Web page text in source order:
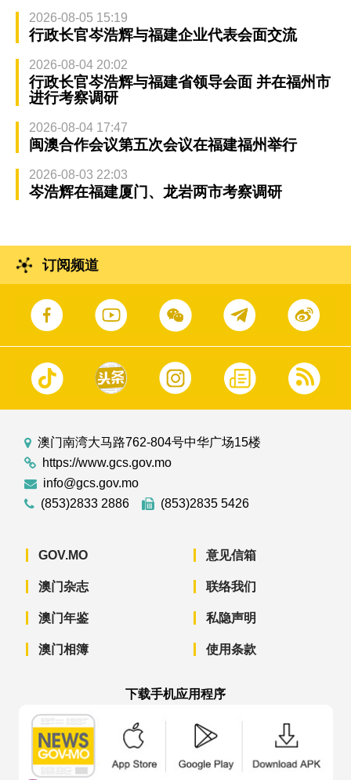
2026-08-05 15:19
行政长官岑浩辉与福建企业代表会面交流
2026-08-04 20:02
行政长官岑浩辉与福建省领导会面 并在福州市
进行考察调研
2026-08-04 17:47
闽澳合作会议第五次会议在福建福州举行
2026-08-03 22:03
岑浩辉在福建厦门、龙岩两市考察调研
订阅频道
澳门南湾大马路762-804号中华广场15楼
https://www.gcs.gov.mo
info@gcs.gov.mo
(853)2833 2886
(853)2835 5426
GOV.MO
澳门杂志
澳门年鉴
澳门相簿
意见信箱
联络我们
私隐声明
使用条款
下载手机应用程序